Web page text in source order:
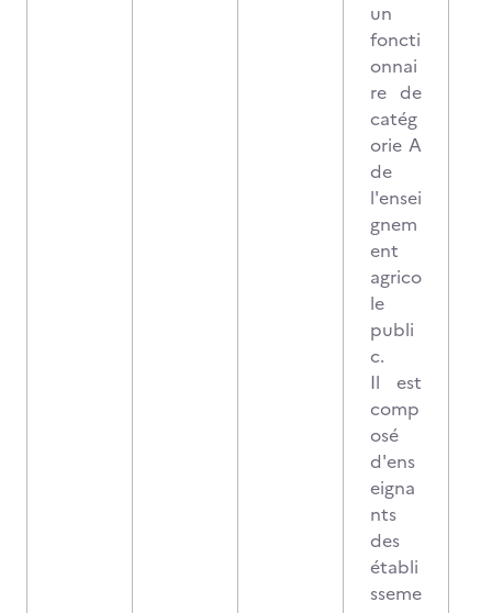
un
foncti
onnai
re de
catég
orie A
de
l'ensei
gnem
ent
agrico
le
publi
c.
Il est
comp
osé
d'ens
eigna
nts
des
établi
sseme